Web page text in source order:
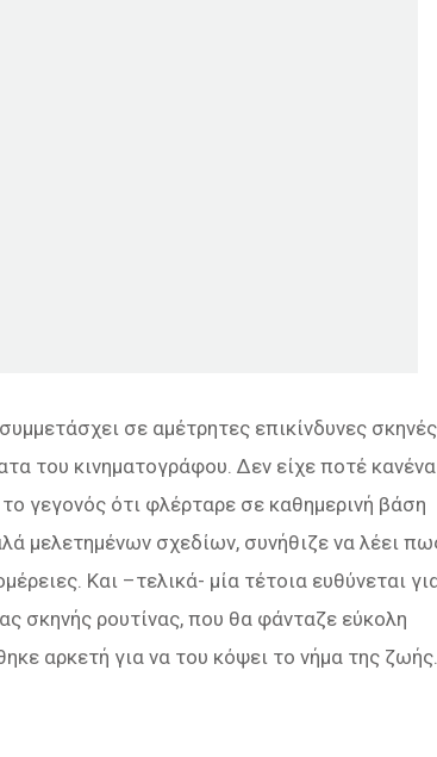
σε αμέτρητες επικίνδυνες σκηνές
του κινηματογράφου. Δεν είχε ποτέ κανένα
γεγονός ότι φλέρταρε σε καθημερινή βάση
μελετημένων σχεδίων, συνήθιζε να λέει
Και –τελικά- μία τέτοια ευθύνεται
σκηνής ρουτίνας, που θα φάνταζε εύκολη
αρκετή για να του κόψει το νήμα της ζωής.